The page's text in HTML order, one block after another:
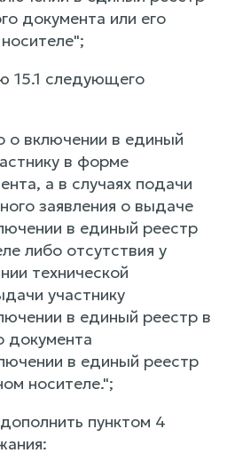
документа или его
15.1 следующего
о включении в единый
в форме
а в случаях подачи
заявления о выдаче
в единый реестр
либо отсутствия у
технической
участнику
в единый реестр в
документа
в единый реестр
носителе.";
пунктом 4